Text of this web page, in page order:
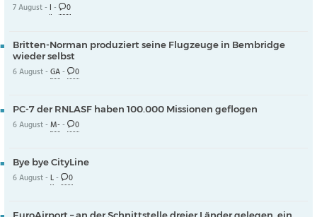
7 August - I - 0
Britten-Norman produziert seine Flugzeuge in Bembridge
wieder selbst
6 August -GA- 0
PC-7 der RNLASF haben 100.000 Missionen geflogen
6 August -M-- 0
Bye bye CityLine
6 August -L- 0